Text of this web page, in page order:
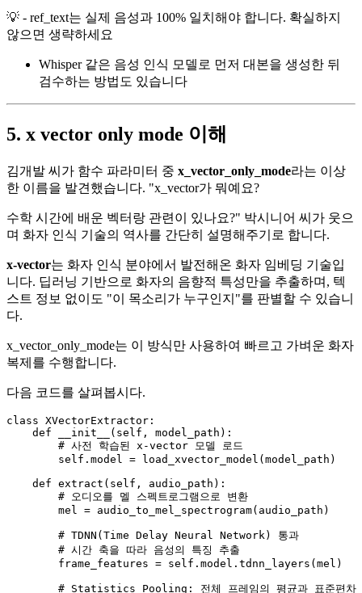
💡 - ref_text는 실제 음성과 100% 일치해야 합니다. 확실하지
않으면 생략하세요
Whisper 같은 음성 인식 모델로 먼저 대본을 생성한 뒤
검수하는 방법도 있습니다
5. x vector only mode 이해
김개발 씨가 함수 파라미터 중 x_vector_only_mode라는 이상
한 이름을 발견했습니다. "x_vector가 뭐예요?
수학 시간에 배운 벡터랑 관련이 있나요?" 박시니어 씨가 웃으
며 화자 인식 기술의 역사를 간단히 설명해주기로 합니다.
x-vector는 화자 인식 분야에서 발전해온 화자 임베딩 기술입
니다. 딥러닝 기반으로 화자의 음향적 특성만을 추출하며, 텍
스트 정보 없이도 "이 목소리가 누구인지"를 판별할 수 있습니
다.
x_vector_only_mode는 이 방식만 사용하여 빠르고 가벼운 화자
복제를 수행합니다.
다음 코드를 살펴봅시다.
class XVectorExtractor :
def
__init__ ( self, model_path ):
# 사전 학습된 x-vector 모델 로드
self .model = load_xvector_model(model_path)
def extract ( self, audio_path ):
# 오디오를 멜 스펙트로그램으로 변환
        mel = audio_to_mel_spectrogram(audio_path)
# TDNN(Time Delay Neural Network) 통과
# 시간 축을 따라 음성의 특징 추출
        frame_features =
self .model.tdnn_layers(mel)
# Statistics Pooling: 전체 프레임의 평균과 표준편차